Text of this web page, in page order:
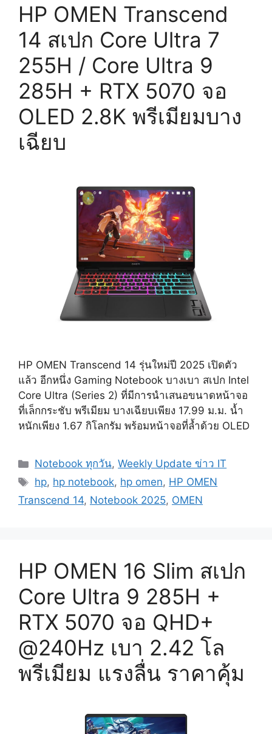
HP OMEN Transcend
14 สเปก Core Ultra 7
255H / Core Ultra 9
285H + RTX 5070 จอ
OLED 2.8K พรีเมียมบาง
เฉียบ
HP OMEN Transcend 14 รุ่นใหม่ปี 2025 เปิดตัว
แล้ว อีกหนึ่ง Gaming Notebook บางเบา สเปก Intel
Core Ultra (Series 2) ที่มีการนำเสนอขนาดหน้าจอ
ที่เล็กกระชับ พรีเมียม บางเฉียบเพียง 17.99 ม.ม. น้ำ
หนักเพียง 1.67 กิโลกรัม พร้อมหน้าจอที่ล้ำด้วย OLED
Categories
Notebook ทุกวัน,Weekly Update ข่าว IT
Tags
hp, hp notebook, hp omen, HP OMEN
Transcend 14, Notebook 2025, OMEN
HP OMEN 16 Slim สเปก
Core Ultra 9 285H +
RTX 5070 จอ QHD+
@240Hz เบา 2.42 โล
พรีเมียม แรงลื่น ราคาคุ้ม